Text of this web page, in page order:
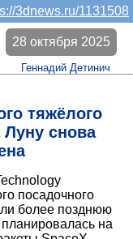
3dnews.ru/1131508
тяжёлого
снова
28 октября 2025
Геннадий Детинич
посадочного
более позднюю
на